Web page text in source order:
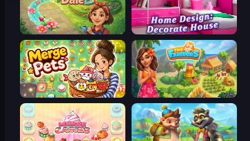
Bloom Dale Home Design: Decorate House
Merge Pets The Farmers